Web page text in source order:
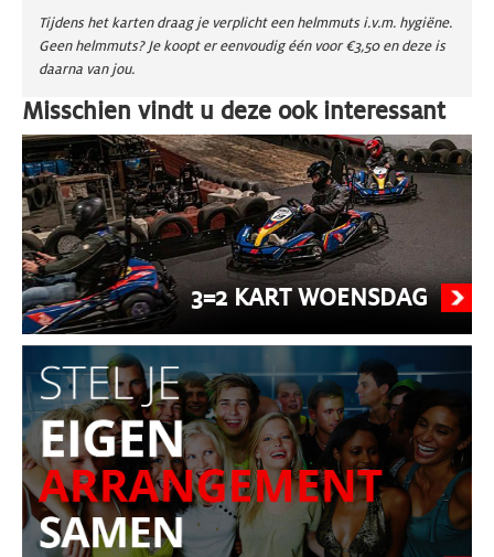
Tijdens het karten draag je verplicht een helmmuts i.v.m. hygiëne.
Geen helmmuts? Je koopt er eenvoudig één voor €3,50 en deze is
daarna van jou.
Misschien vindt u deze ook interessant
3=2 KART WOENSDAG